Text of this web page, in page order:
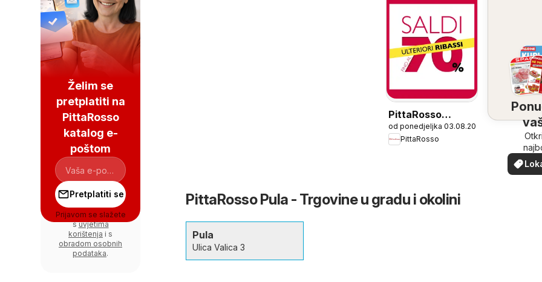
PittaRosso
Katalog
od ponedjeljka 03.08.2026
PittaRosso
vašoj
PittaRosso Pula - Trgovine u gradu i okolini
Pula
Ulica Valica 3
Želim se
pretplatiti na
PittaRosso
katalog e-
poštom
Pretplatiti se
Prijavom se slažete
suvjetima
korištenja i s
obradom osobnih
podataka.